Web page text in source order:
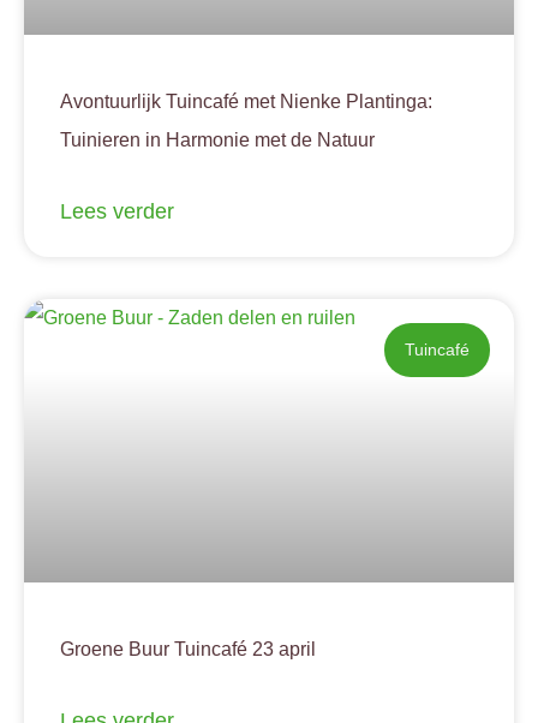
Avontuurlijk Tuincafé met Nienke Plantinga:
Tuinieren in Harmonie met de Natuur
Lees verder
Tuincafé
Groene Buur Tuincafé 23 april